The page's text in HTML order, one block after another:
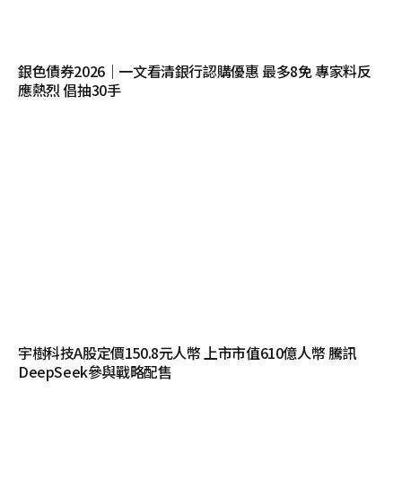
銀色債券2026｜一文看清銀行認購優惠 最多8免 專家料反
應熱烈 倡抽30手
宇樹科技A股定價150.8元人幣 上市市值610億人幣 騰訊
DeepSeek參與戰略配售